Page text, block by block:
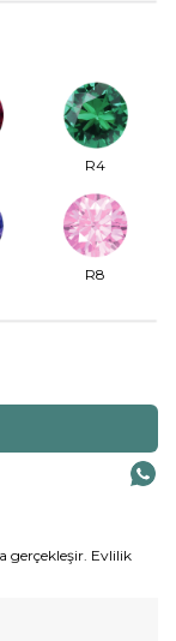
R4
R8
gerçekleşir. Evlilik